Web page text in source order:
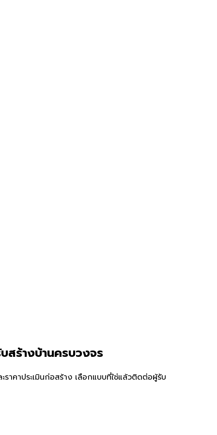
สร้างบ้านครบวงจร
คาประเมินก่อสร้าง เลือกแบบที่ใช่แล้วติดต่อผู้รับ